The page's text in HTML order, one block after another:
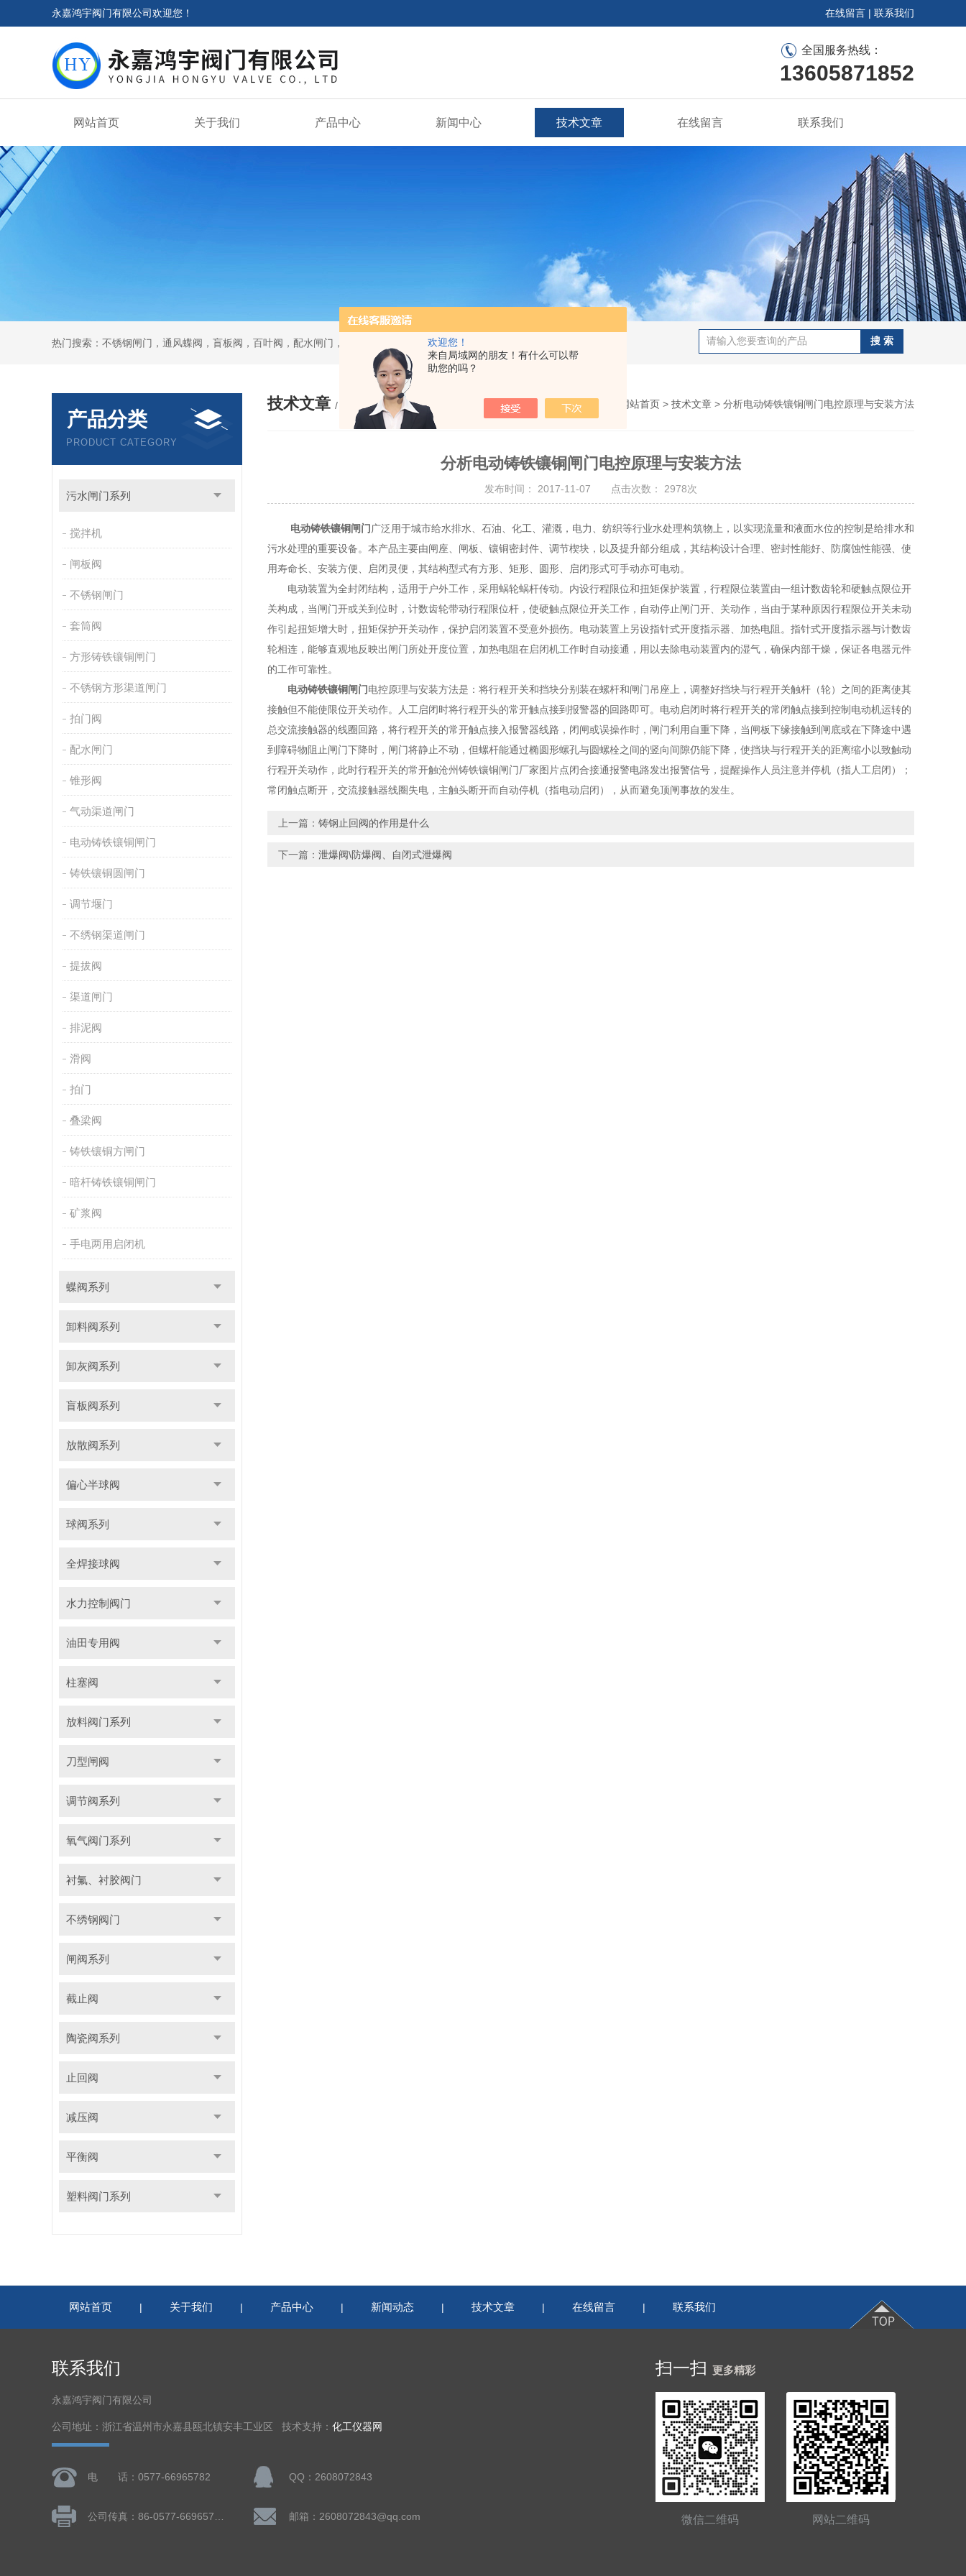
欢迎您！
来自局域网的朋友！有什么可以帮
助您的吗？
永嘉鸿宇阀门有限公司欢迎您！ 在线留言 | 联系我们
全国服务热线：
13605871852
网站首页 关于我们 产品中心 新闻中心 技术文章 在线留言 联系我们
热门搜索：不锈钢闸门，通风蝶阀，盲板阀，百叶阀，配水闸门，套筒排泥阀，渠道闸门，分料阀
产品分类
PRODUCT CATEGORY
污水闸门系列
搅拌机
闸板阀
不锈钢闸门
套筒阀
方形铸铁镶铜闸门
不锈钢方形渠道闸门
拍门阀
配水闸门
锥形阀
气动渠道闸门
电动铸铁镶铜闸门
铸铁镶铜圆闸门
调节堰门
不绣钢渠道闸门
提拔阀
渠道闸门
排泥阀
滑阀
拍门
叠梁阀
铸铁镶铜方闸门
暗杆铸铁镶铜闸门
矿浆阀
手电两用启闭机
蝶阀系列
卸料阀系列
卸灰阀系列
盲板阀系列
放散阀系列
偏心半球阀
球阀系列
全焊接球阀
水力控制阀门
油田专用阀
柱塞阀
放料阀门系列
刀型闸阀
调节阀系列
氧气阀门系列
衬氟、衬胶阀门
不绣钢阀门
闸阀系列
截止阀
陶瓷阀系列
止回阀
减压阀
平衡阀
塑料阀门系列
技术文章 / ARTICLE 您的位置： 网站首页 > 技术文章 > 分析电动铸铁镶铜闸门电控原理与安装方法
分析电动铸铁镶铜闸门电控原理与安装方法
发布时间： 2017-11-07 点击次数： 2978次
电动铸铁镶铜闸门广泛用于城市给水排水、石油、化工、灌溉，电力、纺织等行业水处理构筑物上，以实现流量和液面水位的控制是给排水和
污水处理的重要设备。本产品主要由闸座、闸板、镶铜密封件、调节楔块，以及提升部分组成，其结构设计合理、密封性能好、防腐蚀性能强、使
用寿命长、安装方便、启闭灵便，其结构型式有方形、矩形、圆形、启闭形式可手动亦可电动。
电动装置为全封闭结构，适用于户外工作，采用蜗轮蜗杆传动。内设行程限位和扭矩保护装置，行程限位装置由一组计数齿轮和硬触点限位开
关构成，当闸门开或关到位时，计数齿轮带动行程限位杆，使硬触点限位开关工作，自动停止闸门开、关动作，当由于某种原因行程限位开关未动
作引起扭矩增大时，扭矩保护开关动作，保护启闭装置不受意外损伤。电动装置上另设指针式开度指示器、加热电阻。指针式开度指示器与计数齿
轮相连，能够直观地反映出闸门所处开度位置，加热电阻在启闭机工作时自动接通，用以去除电动装置内的湿气，确保内部干燥，保证各电器元件
的工作可靠性。
电动铸铁镶铜闸门电控原理与安装方法是：将行程开关和挡块分别装在螺杆和闸门吊座上，调整好挡块与行程开关触杆（轮）之间的距离使其
接触但不能使限位开关动作。人工启闭时将行程开头的常开触点接到报警器的回路即可。电动启闭时将行程开关的常闭触点接到控制电动机运转的
总交流接触器的线圈回路，将行程开关的常开触点接入报警器线路，闭闸或误操作时，闸门利用自重下降，当闸板下缘接触到闸底或在下降途中遇
到障碍物阻止闸门下降时，闸门将静止不动，但螺杆能通过椭圆形螺孔与圆螺栓之间的竖向间隙仍能下降，使挡块与行程开关的距离缩小以致触动
行程开关动作，此时行程开关的常开触沧州铸铁镶铜闸门厂家图片点闭合接通报警电路发出报警信号，提醒操作人员注意并停机（指人工启闭）；
常闭触点断开，交流接触器线圈失电，主触头断开而自动停机（指电动启闭），从而避免顶闸事故的发生。
上一篇： 铸钢止回阀的作用是什么
下一篇： 泄爆阀\防爆阀、自闭式泄爆阀
网站首页 | 关于我们 | 产品中心 | 新闻动态 | 技术文章 | 在线留言 | 联系我们
联系我们
永嘉鸿宇阀门有限公司
公司地址：浙江省温州市永嘉县瓯北镇安丰工业区 技术支持： 化工仪器网
电 话：0577-66965782 QQ：2608072843
邮箱：2608072843@qq.com
扫一扫 更多精彩
微信二维码 网站二维码